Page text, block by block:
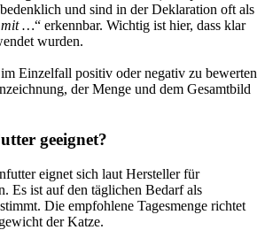
und sind in der Deklaration oft als
mit …“ erkennbar. Wichtig ist hier, dass klar
wurden.
Einzelfall positiv oder negativ zu bewerten
der Menge und dem Gesamtbild
geeignet?
eignet sich laut Hersteller für
Es ist auf den täglichen Bedarf als
Die empfohlene Tagesmenge richtet
der Katze.